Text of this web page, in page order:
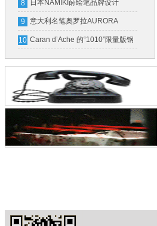
8 日本NAMIKI莳绘笔品牌设计
9 意大利名笔奥罗拉AURORA
10 Caran d’Ache 的“1010”限量版钢
笔